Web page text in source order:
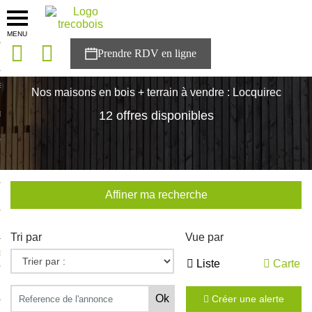
MENU
solutions
Trecobois
à NESTOR
Nos maisons en bois + terrain à vendre : Locquirec
12 offres disponibles
Affiner ma recherche
Tri par Vue par
Liste Carte
Créer une alerte